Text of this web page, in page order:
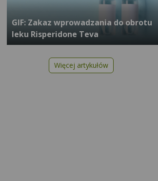
GIF: Zakaz wprowadzania do obrotu
leku Risperidone Teva
Więcej artykułów